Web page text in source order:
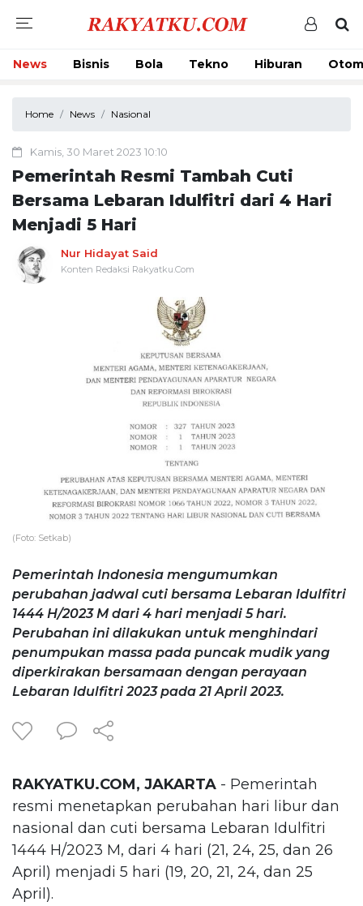
News Bisnis Bola Tekno Hiburan
Home News Nasional
Kamis, 30 Maret 2023 10:10
Pemerintah Resmi Tambah Cuti
Bersama Lebaran Idulfitri dari 4 Hari
Menjadi 5 Hari
Nur Hidayat Said
Konten Redaksi Rakyatku.Com
(Foto: Setkab)
Pemerintah Indonesia mengumumkan
perubahan jadwal cuti bersama Lebaran Idulfitri
1444 H/2023 M dari 4 hari menjadi 5 hari.
Perubahan ini dilakukan untuk menghindari
penumpukan massa pada puncak mudik yang
diperkirakan bersamaan dengan perayaan
Lebaran Idulfitri 2023 pada 21 April 2023.
RAKYATKU.COM, JAKARTA - Pemerintah
resmi menetapkan perubahan hari libur dan
nasional dan cuti bersama Lebaran Idulfitri
1444 H/2023 M, dari 4 hari (21, 24, 25, dan 26
April) menjadi 5 hari (19, 20, 21, 24, dan 25
April).